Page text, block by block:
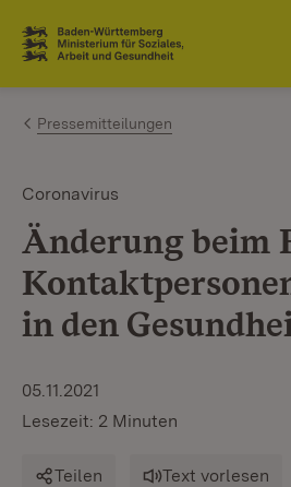
Zum Inhalt springen
Link zur Startseite
Pressemitteilungen
Coronavirus
Änderung beim
in den
05.11.2021
Lesezeit: 2 Minuten
Teilen Text vorlesen